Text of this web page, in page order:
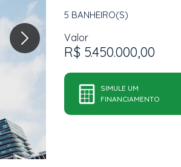
5 BANHEIRO(S)
Valor
R$ 5.450.000,00
SIMULE UM
FINANCIAMENTO